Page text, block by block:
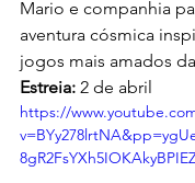
Mario e companhia
aventura cósmica
jogos mais amados
Estreia: 2 de abril
https://